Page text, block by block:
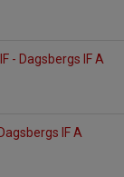
- Dagsbergs IF A
IF A